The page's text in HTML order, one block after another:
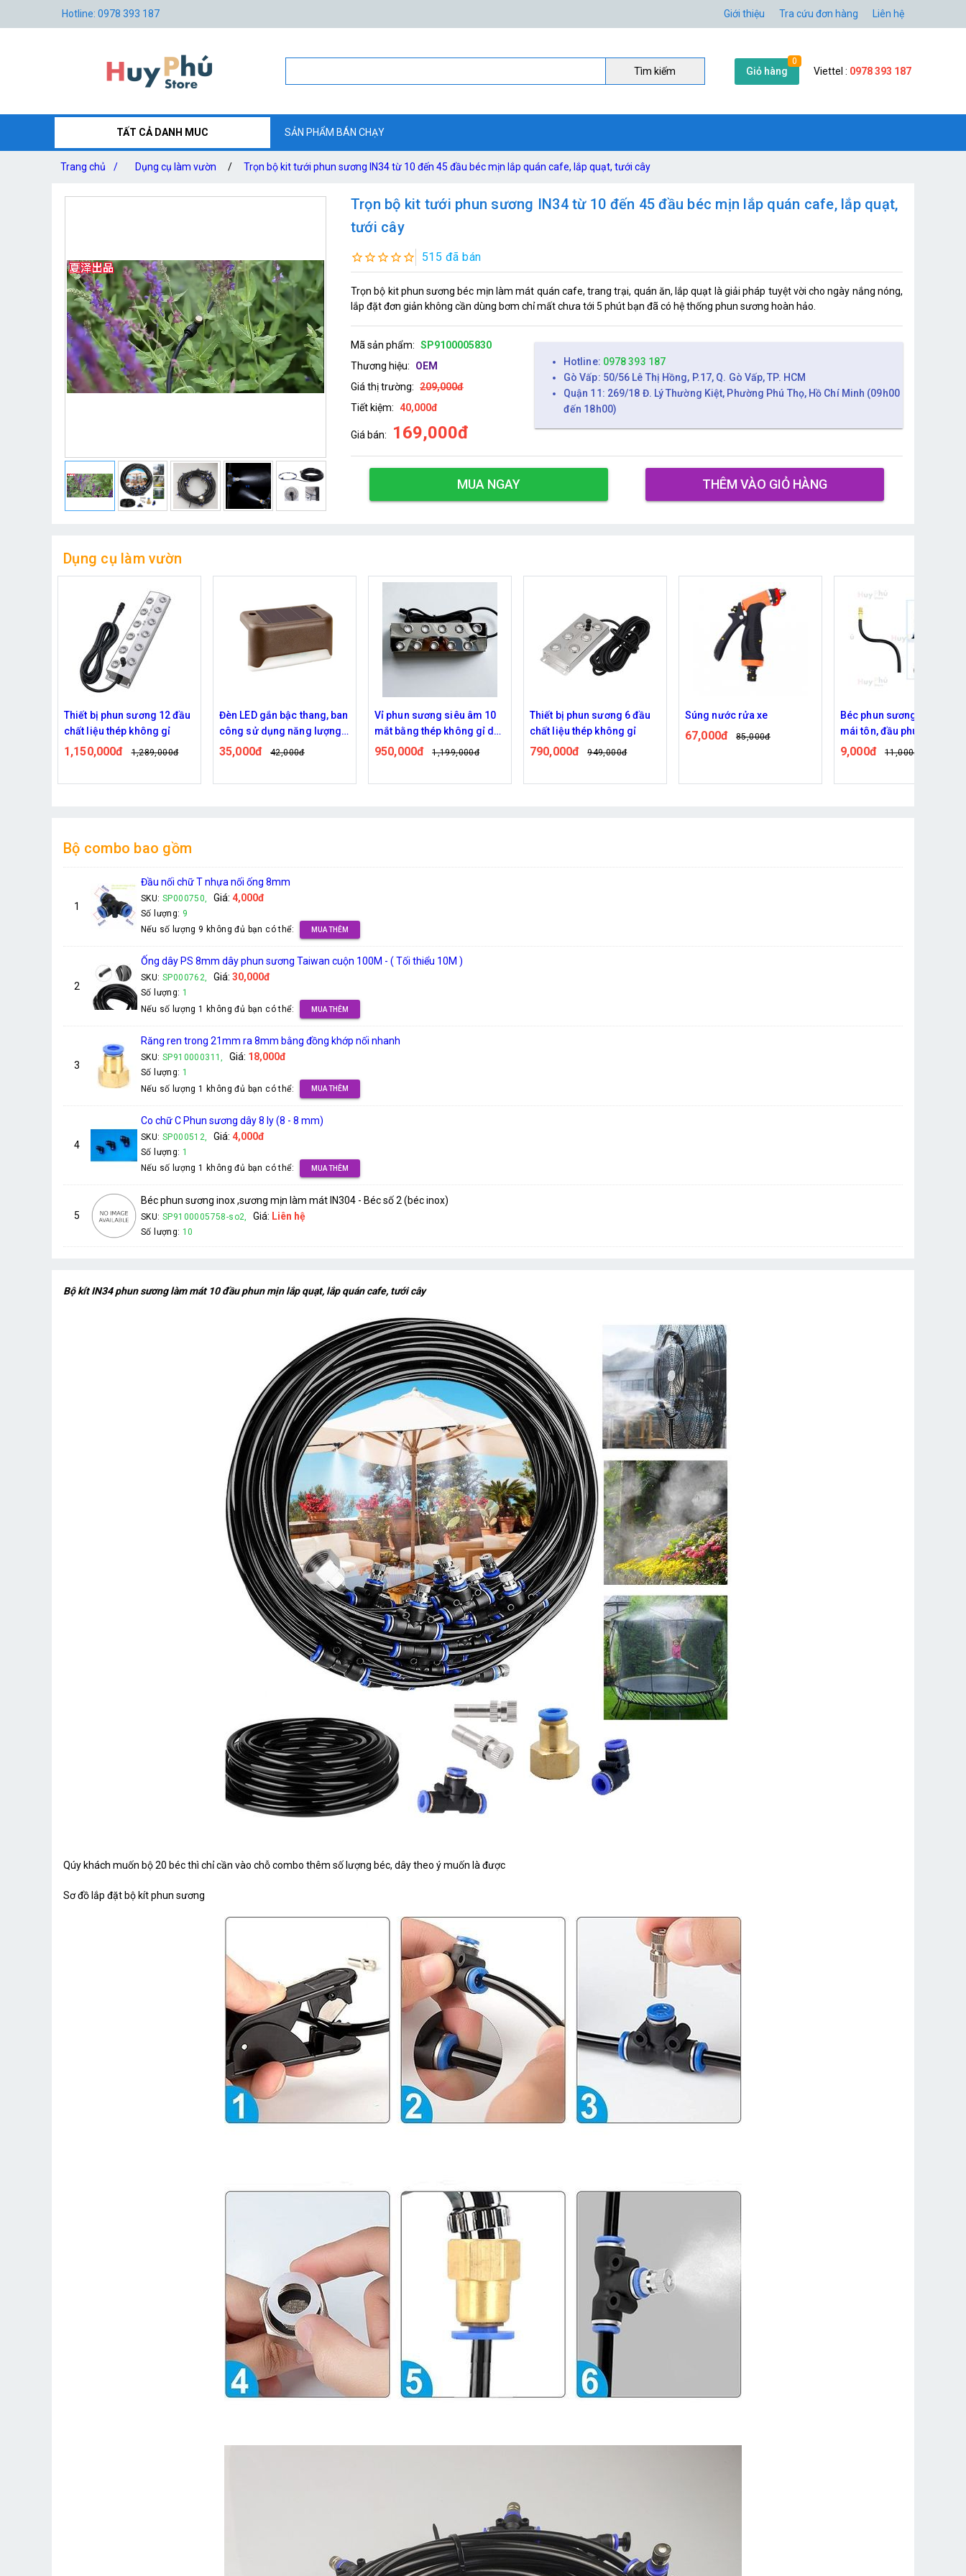
Hotline: 0978 393 187 Giới thiệu Tra cứu đơn hàng Liên hệ
Tìm kiếm Giỏ hàng
0
Viettel : 0978 393 187
TẤT CẢ DANH MUC SẢN PHẨM BÁN CHẠY
Trang chủ / Dụng cụ làm vườn / Trọn bộ kit tưới phun sương IN34 từ 10 đến 45 đầu béc mịn lắp quán cafe, lắp quạt, tưới cây
Trọn bộ kit tưới phun sương IN34 từ 10 đến 45 đầu béc mịn lắp quán cafe, lắp quạt,
tưới cây
515 đã bán
Trọn bộ kit phun sương béc mịn làm mát quán cafe, trang trại, quán ăn, lắp quạt là giải pháp tuyệt vời cho ngày nắng nóng,
lắp đặt đơn giản không cần dùng bơm chỉ mất chưa tới 5 phút bạn đã có hệ thống phun sương hoàn hảo.
Mã sản phẩm: SP9100005830
Thương hiệu:
OEM
Giá thị trường: 209,000đ
Tiết kiệm: 40,000đ
Giá bán: 169,000đ
Hotline: 0978 393 187
Gò Vấp: 50/56 Lê Thị Hồng, P.17, Q. Gò Vấp, TP. HCM
Quận 11: 269/18 Đ. Lý Thường Kiệt, Phường Phú Thọ, Hồ Chí Minh (09h00
đến 18h00)
MUA NGAY THÊM VÀO GIỎ HÀNG
Dụng cụ làm vườn
Thiết bị phun sương 12 đầu
chất liệu thép không gỉ
1,150,000đ 1,289,000đ
Đèn LED gắn bậc thang, ban
công sử dụng năng lượng
mặt trời tiện lợi
35,000đ 42,000đ
Vỉ phun sương siêu âm 10
mắt bằng thép không gỉ dây
dài 5m – Hiệu năng mạnh
950,000đ 1,199,000đ
Thiết bị phun sương 6 đầu
chất liệu thép không gỉ
790,000đ 949,000đ
Súng nước rửa xe
67,000đ 85,000đ
Béc phun sương làm mát
mái tôn, đầu phun bằng
đồng dài 20cm, uốn cong
9,000đ 11,000đ
Bộ combo bao gồm
1
Đầu nối chữ T nhựa nối ống 8mm
SKU: SP000750, Giá: 4,000đ
Số lượng: 9
Nếu số lượng 9 không đủ bạn có thể:
MUA THÊM
2
Ống dây PS 8mm dây phun sương Taiwan cuộn 100M - ( Tối thiểu 10M )
SKU: SP000762, Giá: 30,000đ
Số lượng: 1
Nếu số lượng 1 không đủ bạn có thể:
MUA THÊM
3
Răng ren trong 21mm ra 8mm bằng đồng khớp nối nhanh
SKU: SP910000311, Giá: 18,000đ
Số lượng: 1
Nếu số lượng 1 không đủ bạn có thể:
MUA THÊM
4
Co chữ C Phun sương dây 8 ly (8 - 8 mm)
SKU: SP000512, Giá: 4,000đ
Số lượng: 1
Nếu số lượng 1 không đủ bạn có thể:
MUA THÊM
5
Béc phun sương inox ,sương mịn làm mát IN304 - Béc số 2 (béc inox)
SKU: SP9100005758-so2, Giá: Liên hệ
Số lượng: 10
Bộ kít IN34 phun sương làm mát 10 đầu phun mịn lắp quạt, lắp quán cafe, tưới cây
Qúy khách muốn bộ 20 béc thì chỉ cần vào chỗ combo thêm số lượng béc, dây theo ý muốn là được
Sơ đồ lắp đặt bộ kít phun sương